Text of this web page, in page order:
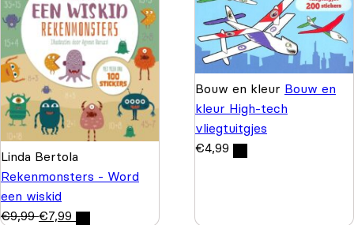
Linda Bertola
Rekenmonsters - Word
een wiskid
€9,99 €7,99
Bouw en kleur Bouw en
kleur High-tech
vliegtuitgjes
€4,99